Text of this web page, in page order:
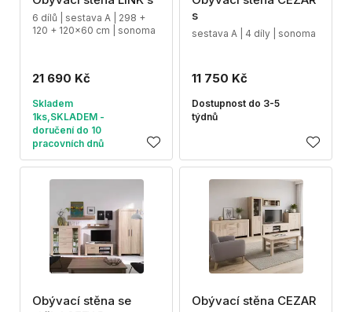
6 dílů | sestava A | 298 +
120 + 120x60 cm | sonoma
21 690 Kč
Skladem
1ks,SKLADEM -
doručení do 10
pracovních dnů
s
sestava A | 4 díly | sonoma
11 750 Kč
Dostupnost do 3-5
týdnů
Obývací stěna se
Obývací stěna CEZAR